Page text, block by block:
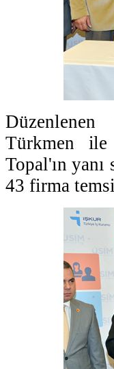
Türkmen
Topal'ın yanı
43 firma